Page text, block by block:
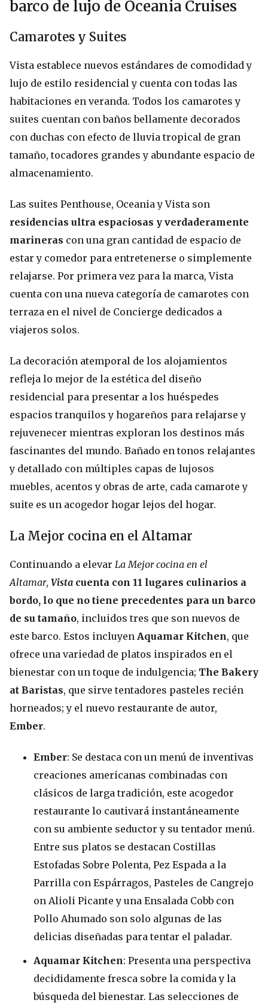
barco de lujo de Oceania Cruises
Camarotes y Suites
Vista establece nuevos estándares de comodidad y
lujo de estilo residencial y cuenta con todas las
habitaciones en veranda. Todos los camarotes y
suites cuentan con baños bellamente decorados
con duchas con efecto de lluvia tropical de gran
tamaño, tocadores grandes y abundante espacio de
almacenamiento.
Las suites Penthouse, Oceania y Vista son
residencias ultra espaciosas y verdaderamente
marineras con una gran cantidad de espacio de
estar y comedor para entretenerse o simplemente
relajarse. Por primera vez para la marca, Vista
cuenta con una nueva categoría de camarotes con
terraza en el nivel de Concierge dedicados a
viajeros solos.
La decoración atemporal de los alojamientos
refleja lo mejor de la estética del diseño
residencial para presentar a los huéspedes
espacios tranquilos y hogareños para relajarse y
rejuvenecer mientras exploran los destinos más
fascinantes del mundo. Bañado en tonos relajantes
y detallado con múltiples capas de lujosos
muebles, acentos y obras de arte, cada camarote y
suite es un acogedor hogar lejos del hogar.
La Mejor cocina en el Altamar
Continuando a elevar La Mejor cocina en el
Altamar, Vista cuenta con 11 lugares culinarios a
bordo, lo que no tiene precedentes para un barco
de su tamaño, incluidos tres que son nuevos de
este barco. Estos incluyen Aquamar Kitchen, que
ofrece una variedad de platos inspirados en el
bienestar con un toque de indulgencia; The Bakery
at Baristas, que sirve tentadores pasteles recién
horneados; y el nuevo restaurante de autor,
Ember.
Ember: Se destaca con un menú de inventivas
creaciones americanas combinadas con
clásicos de larga tradición, este acogedor
restaurante lo cautivará instantáneamente
con su ambiente seductor y su tentador menú.
Entre sus platos se destacan Costillas
Estofadas Sobre Polenta, Pez Espada a la
Parrilla con Espárragos, Pasteles de Cangrejo
on Alioli Picante y una Ensalada Cobb con
Pollo Ahumado son solo algunas de las
delicias diseñadas para tentar el paladar.
Aquamar Kitchen: Presenta una perspectiva
decididamente fresca sobre la comida y la
búsqueda del bienestar. Las selecciones de